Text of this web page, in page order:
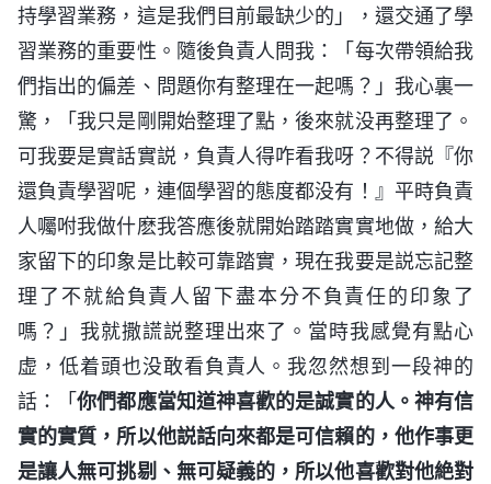
持學習業務，這是我們目前最缺少的」，還交通了學
習業務的重要性。隨後負責人問我：「每次帶領給我
們指出的偏差、問題你有整理在一起嗎？」我心裏一
驚，「我只是剛開始整理了點，後來就没再整理了。
可我要是實話實説，負責人得咋看我呀？不得説『你
還負責學習呢，連個學習的態度都没有！』平時負責
人囑咐我做什麽我答應後就開始踏踏實實地做，給大
家留下的印象是比較可靠踏實，現在我要是説忘記整
理了不就給負責人留下盡本分不負責任的印象了
嗎？」我就撒謊説整理出來了。當時我感覺有點心
虚，低着頭也没敢看負責人。我忽然想到一段神的
話：「你們都應當知道神喜歡的是誠實的人。神有信
實的實質，所以他説話向來都是可信賴的，他作事更
是讓人無可挑剔、無可疑義的，所以他喜歡對他絶對